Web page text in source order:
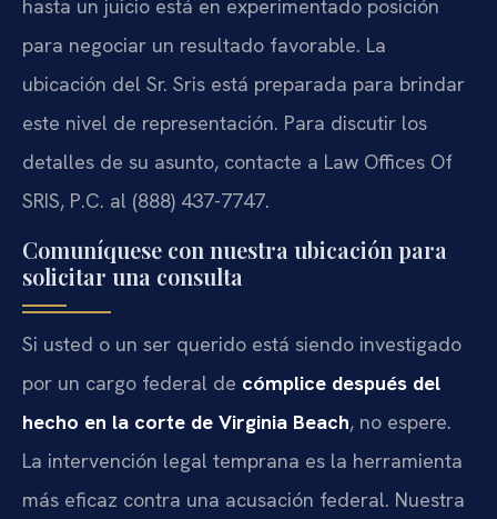
hasta un juicio está en experimentado posición
para negociar un resultado favorable. La
ubicación del Sr. Sris está preparada para brindar
este nivel de representación. Para discutir los
detalles de su asunto, contacte a Law Offices Of
SRIS, P.C. al (888) 437-7747.
Comuníquese con nuestra ubicación para
solicitar una consulta
Si usted o un ser querido está siendo investigado
por un cargo federal de cómplice después del
hecho en la corte de Virginia Beach, no espere.
La intervención legal temprana es la herramienta
más eficaz contra una acusación federal. Nuestra